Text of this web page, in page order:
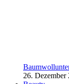
26. Dezember